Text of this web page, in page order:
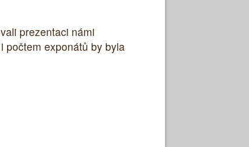
prezentaci námi
počtem exponátů by byla